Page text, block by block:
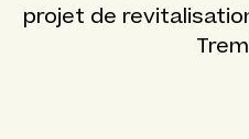
projet de